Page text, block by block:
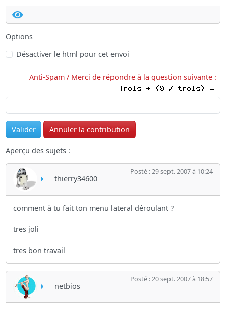
Options
Désactiver le html pour cet envoi
Anti-Spam / Merci de répondre à la question suivante :
Aperçu des sujets :
thierry34600
Posté : 29 sept. 2007 à 10:24
comment à tu fait ton menu lateral déroulant ?
tres joli
tres bon travail
netbios
Posté : 20 sept. 2007 à 18:57